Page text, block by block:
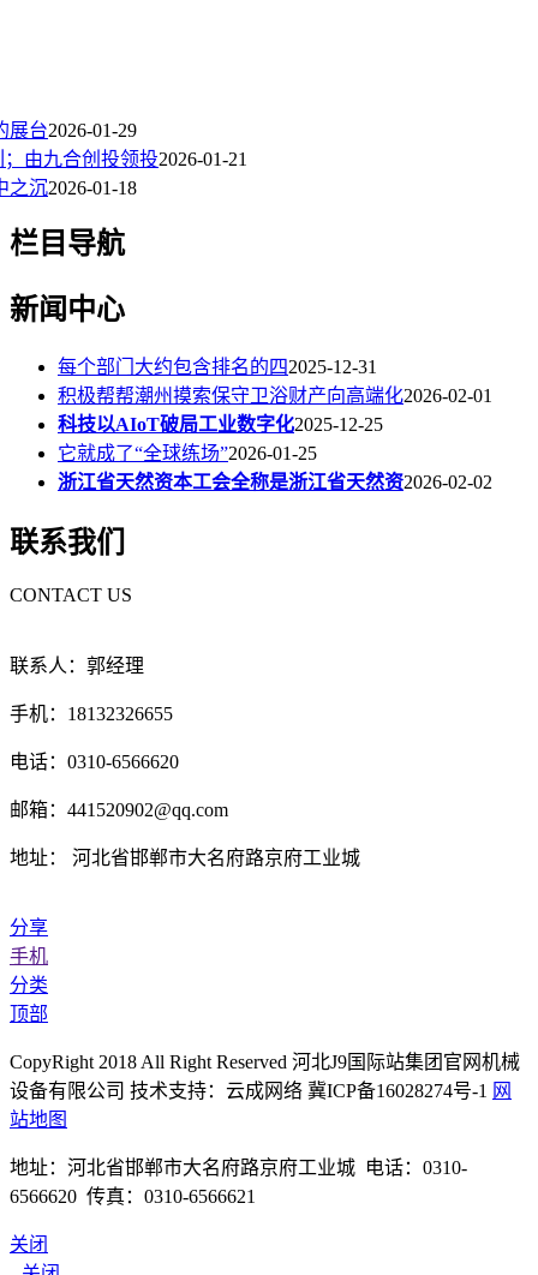
展台2026-01-29
由九合创投领投2026-01-21
之沉2026-01-18
栏目导航
新闻中心
每个部门大约包含排名的四2025-12-31
积极帮帮潮州摸索保守卫浴财产向高端化2026-02-01
科技以AIoT破局工业数字化2025-12-25
它就成了“全球练场”2026-01-25
浙江省天然资本工会全称是浙江省天然资2026-02-02
联系我们
CONTACT US
联系人：郭经理
手机：18132326655
电话：0310-6566620
邮箱：441520902@qq.com
地址： 河北省邯郸市大名府路京府工业城
分享
手机
分类
顶部
CopyRight 2018 All Right Reserved 河北J9国际站集团官网机械
设备有限公司 技术支持：云成网络 冀ICP备16028274号-1 网
站地图
地址：河北省邯郸市大名府路京府工业城 电话：0310-
6566620 传真：0310-6566621
关闭